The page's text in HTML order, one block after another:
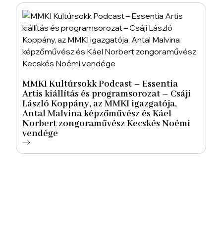
MMKI Kultúrsokk Podcast – Essentia
Artis kiállítás és programsorozat – Csáji
László Koppány, az MMKI igazgatója,
Antal Malvina képzőművész és Káel
Norbert zongoraművész Kecskés Noémi
vendége